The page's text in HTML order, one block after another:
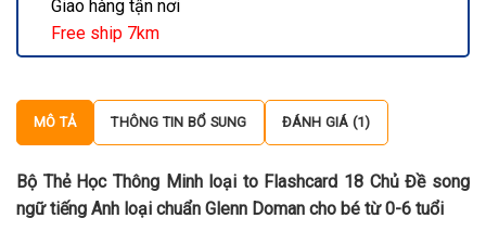
Giao hàng tận nơi
Free ship 7km
MÔ TẢ THÔNG TIN BỔ SUNG ĐÁNH GIÁ (1)
Bộ Thẻ Học Thông Minh loại to Flashcard 18 Chủ Đề song
ngữ tiếng Anh loại chuẩn Glenn Doman cho bé từ 0-6 tuổi